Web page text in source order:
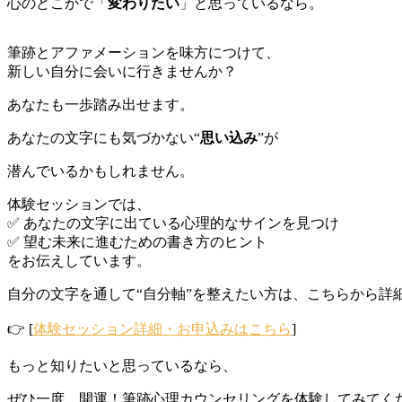
心のどこかで「 変わりたい 」と思っているなら。
筆跡とアファメーションを味方につけて、
新しい自分に会いに行きませんか？
あなたも一歩踏み出せます。
あなたの文字にも気づかない“思い込み”が
潜んでいるかもしれません。
体験セッションでは、
✅ あなたの文字に出ている心理的なサインを見つけ
✅ 望む未来に進むための書き方のヒント
をお伝えしています。
自分の文字を通して“自分軸”を整えたい方は、こちらから詳
👉 [体験セッション詳細・お申込みはこちら]
もっと知りたいと思っているなら、